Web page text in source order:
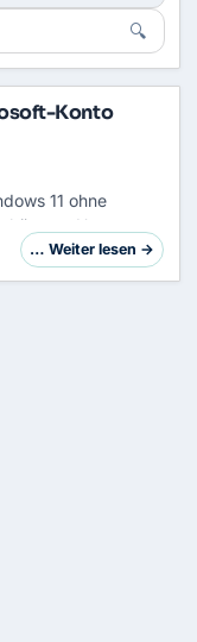
🔍
Konto
11 ohne
Unser
Schritt für
… Weiter lesen →